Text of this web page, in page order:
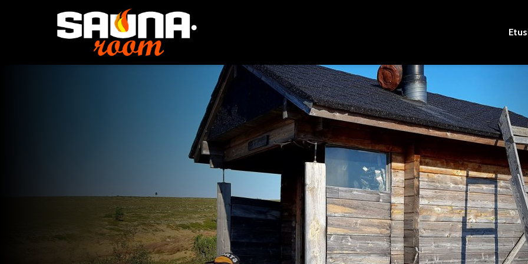
Vuokrataan sauna,
tilataan iltapalaa,
valitaan aktiviteetit
ja nautitaan
elämyksistä
Saunamaailman
Off Road on
testattu ja hyväksi
havaittu!
Ilmojen halki käy
Saunamaailma tiet!